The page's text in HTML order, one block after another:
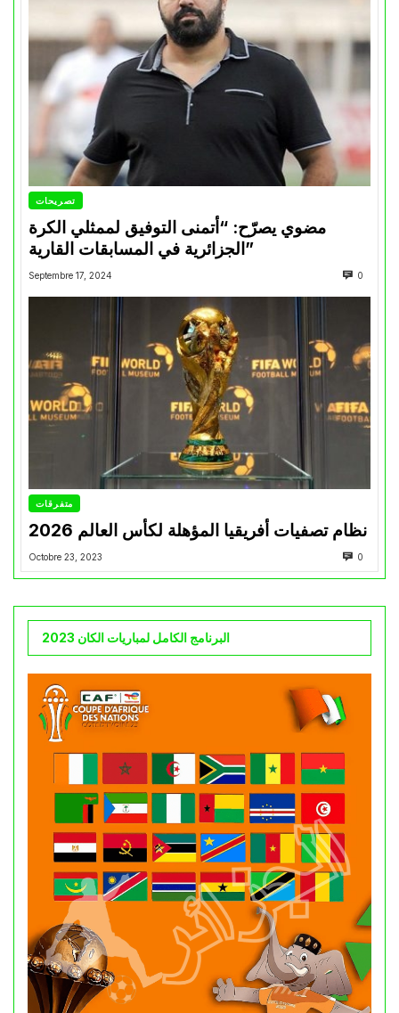
تصريحات
مضوي يصرّح: “أتمنى التوفيق لممثلي الكرة
الجزائرية في المسابقات القارية”
Septembre 17, 2024 0
متفرقات
نظام تصفيات أفريقيا المؤهلة لكأس العالم 2026
Octobre 23, 2023 0
البرنامج الكامل لمباريات الكان 2023